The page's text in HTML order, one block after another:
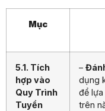
Mục
5.1. Tích
hợp vào
Quy Trình
Tuyển
–
dụng
để
trên